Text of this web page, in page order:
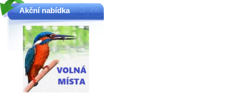
Akční nabídka